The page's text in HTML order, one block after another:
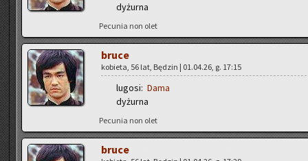
dy­żur­na
Pe­cu­nia non olet
bruce
ko­bie­ta, 56 lat, Bę­dzin | 01.04.26, g. 17:15
lu­go­si: Dama
dy­żur­na
Pe­cu­nia non olet
bruce